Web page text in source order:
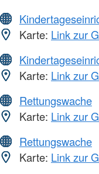
Karte: Link zur
Karte: Link zur
Rettungswache
Karte: Link zur
Rettungswache
Karte: Link zur